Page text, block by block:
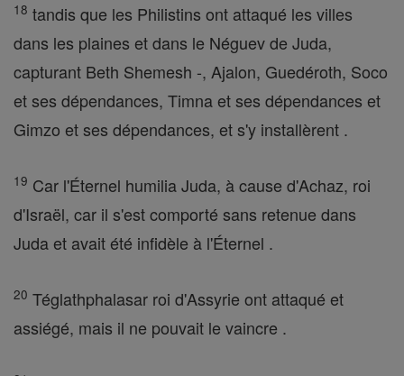
18 tandis que les Philistins ont attaqué les villes
dans les plaines et dans le Néguev de Juda,
capturant Beth Shemesh -, Ajalon, Guedéroth, Soco
et ses dépendances, Timna et ses dépendances et
Gimzo et ses dépendances, et s'y installèrent .
19 Car l'Éternel humilia Juda, à cause d'Achaz, roi
d'Israël, car il s'est comporté sans retenue dans
Juda et avait été infidèle à l'Éternel .
20 Téglathphalasar roi d'Assyrie ont attaqué et
assiégé, mais il ne pouvait le vaincre .